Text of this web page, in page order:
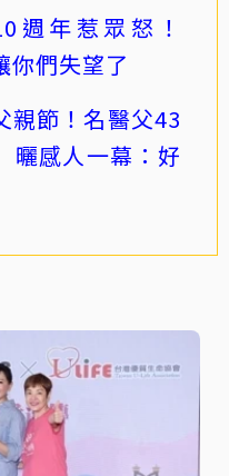
週年惹眾怒！
你們失望了
親節！名醫父43
感人一幕：好